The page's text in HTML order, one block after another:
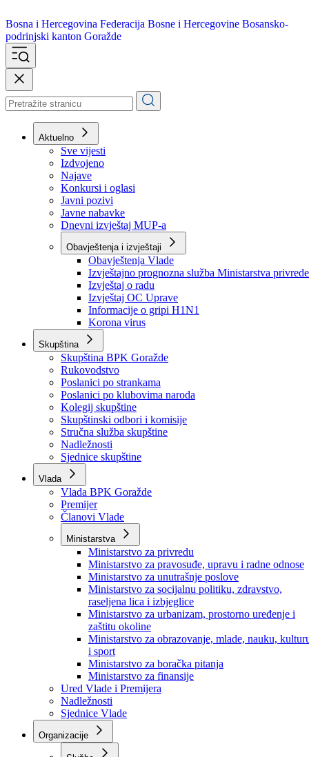
Bosna i Hercegovina
podrinjski kanton Goražde
Aktuelno
Sve vijesti
Izdvojeno
Najave
Konkursi i oglasi
Javni pozivi
Javne nabavke
Dnevni izvještaj MUP-a
Obavještenja i izvještaji
Obavještenja Vlade
Izvještajno prognozna služba Ministarstva privrede
Izvještaj o radu
Izvještaj OC Uprave
Informacije o gripi H1N1
Korona virus
Skupština
Skupština BPK Goražde
Rukovodstvo
Poslanici po strankama
Poslanici po klubovima naroda
Kolegij skupštine
Skupštinski odbori i komisije
Stručna služba skupštine
Nadležnosti
Sjednice skupštine
Vlada
Vlada BPK Goražde
Premijer
Članovi Vlade
Ministarstva
Ministarstvo za privredu
Ministarstvo za pravosuđe, upravu i radne odnose
Ministarstvo za unutrašnje poslove
Ministarstvo za socijalnu politiku, zdravstvo,
raseljena lica i izbjeglice
Ministarstvo za urbanizam, prostorno uređenje i
zaštitu okoline
Ministarstvo za obrazovanje, mlade, nauku,
i sport
Ministarstvo za boračka pitanja
Ministarstvo za finansije
Ured Vlade i Premijera
Nadležnosti
Sjednice Vlade